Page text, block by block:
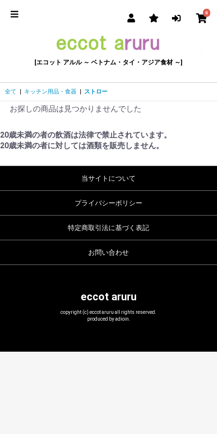
0
[エコット アルル ～ ベトナム・タイ・アジア食材 ～]
全て キッチン用品・食器 ストロー
お探しの商品は見つかりませんでした
20歳未満の者の飲酒は法律で禁止されています。
20歳未満の者に対しては酒類を販売しません。
当サイトについて
プライバシーポリシー
特定商取引法に基づく表記
お問い合わせ
eccot aruru
copyright (c) eccot aruru all rights reserved.
produced by adioin.